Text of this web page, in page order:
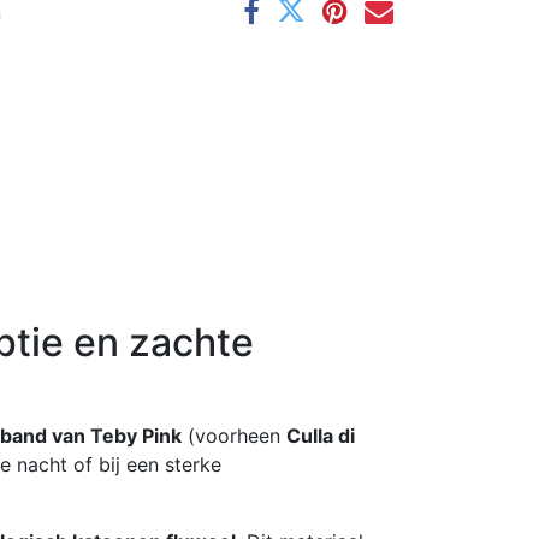
en zachte
van Teby Pink (voorheen Culla di
nacht of bij een sterke